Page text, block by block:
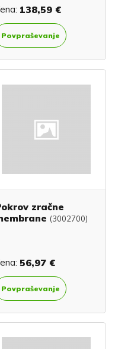
138,59 €
Povpraševanje
zračne
(3002700)
56,97 €
Povpraševanje